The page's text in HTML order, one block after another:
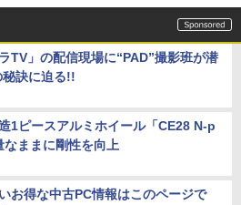
ラTV」の配信現場に“PAD”撮影班が潜
訣に迫る!!
1ピースアルミホイール「CE28 N-p
ままに剛性を向上
お得な中古PC情報はこのページで